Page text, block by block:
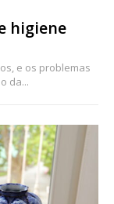
higiene
e os problemas
da...